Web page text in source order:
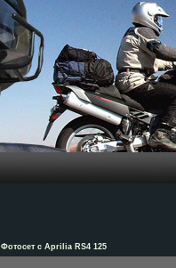
Фотосет с Aprilia RS4 125